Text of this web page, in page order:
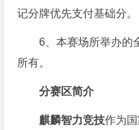
记分牌优先支付基础分
6、本赛场所举办的
所有。
分赛区简介
麒麟智力竞技作为